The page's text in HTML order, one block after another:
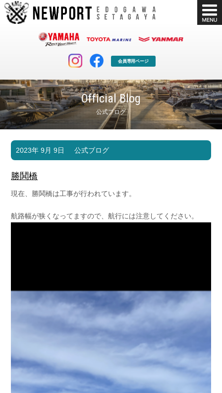
会員専用ページ
Official Blog
公式ブログ
マリンクラブ
マリンライフを堪能したい！
ボート販売
長年の実績と信頼！
Shop Info. Blog
2023年 9月 9日 公式ブログ
勝鬨橋
現在、勝鬨橋は工事が行われています。
航路幅が狭くなってますので、航行には注意してください。